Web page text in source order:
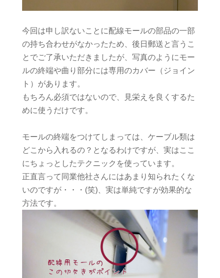
今回は申し訳ないことに配線モールの部品の一部
の持ち合わせがなかったため、後日郵送と言うこ
とでご了承いただきましたが、写真のようにモー
ルの終端や曲り部分には専用のカバー（ジョイン
ト）があります。
もちろん必須ではないので、見栄えを良くするた
めに使うだけです。
モールの終端をつけてしまっては、ケーブル類は
どこから入れるの？となるわけですが、実はここ
にちょっとしたテクニックを使っています。
正直言って同業他社さんにはあまり知られたくな
いのですが・・・(笑)、実は単純ですが効果的な
方法です。